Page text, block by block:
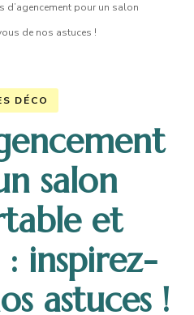
d’agencement pour un salon
de nos astuces !
DÉCO
salon
et
inspirez-
astuces !